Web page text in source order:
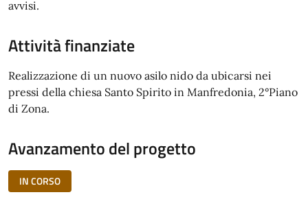
avvisi.
Attività finanziate
Realizzazione di un nuovo asilo nido da ubicarsi nei
pressi della chiesa Santo Spirito in Manfredonia, 2°Piano
di Zona.
Avanzamento del progetto
IN CORSO